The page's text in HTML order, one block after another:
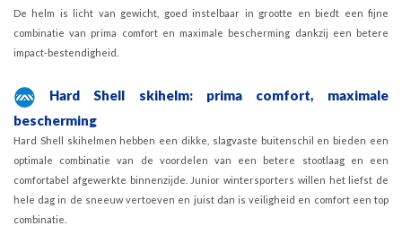
De helm is licht van gewicht, goed instelbaar in grootte en biedt een fijne
combinatie van prima comfort en maximale bescherming dankzij een betere
impact-bestendigheid.
Hard Shell skihelm: prima comfort, maximale
bescherming
Hard Shell skihelmen hebben een dikke, slagvaste buitenschil en bieden een
optimale combinatie van de voordelen van een betere stootlaag en een
comfortabel afgewerkte binnenzijde. Junior wintersporters willen het liefst de
hele dag in de sneeuw vertoeven en juist dan is veiligheid en comfort een top
combinatie.